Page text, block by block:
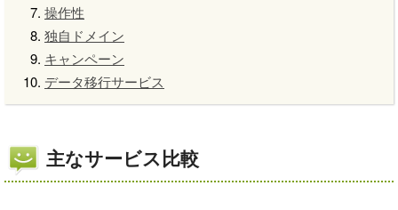
操作性
独自ドメイン
キャンペーン
データ移行サービス
主なサービス比較